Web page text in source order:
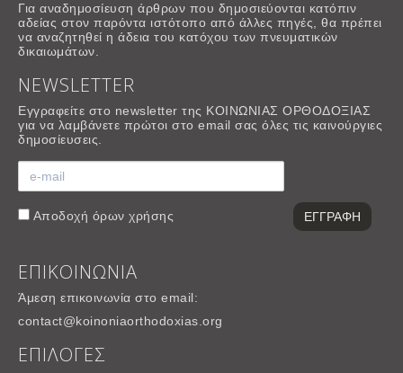
Για αναδημοσίευση άρθρων που δημοσιεύονται κατόπιν
αδείας στον παρόντα ιστότοπο από άλλες πηγές, θα πρέπει
να αναζητηθεί η άδεια του κατόχου των πνευματικών
δικαιωμάτων.
NEWSLETTER
Εγγραφείτε στο newsletter της ΚΟΙΝΩΝΙΑΣ ΟΡΘΟΔΟΞΙΑΣ
για να λαμβάνετε πρώτοι στο email σας όλες τις καινούργιες
δημοσίευσεις.
Αποδοχή όρων χρήσης
ΕΠΙΚΟΙΝΩΝΙΑ
Άμεση επικοινωνία στο email:
contact@koinoniaorthodoxias.org
ΕΠΙΛΟΓΕΣ